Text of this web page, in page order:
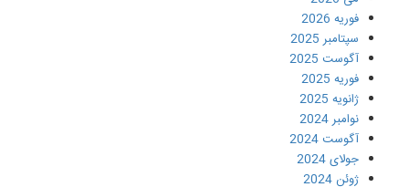
فوریه 2026
سپتامبر 2025
آگوست 2025
فوریه 2025
ژانویه 2025
نوامبر 2024
آگوست 2024
جولای 2024
ژوئن 2024